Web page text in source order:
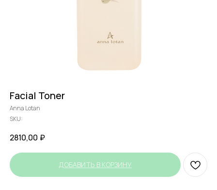
Facial Toner
Anna Lotan
SKU:
2810,00 ₽
ДОБАВИТЬ В КОРЗИНУ